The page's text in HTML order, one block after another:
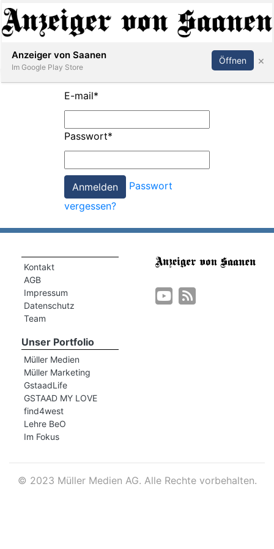
Abonnieren Anmelden
E-mail*
Passwort*
Passwort
vergessen?
Kontakt
AGB
Impressum
Datenschutz
Team
Unser Portfolio
Müller Medien
Müller Marketing
GstaadLife
GSTAAD MY LOVE
find4west
Lehre BeO
Im Fokus
© 2023 Müller Medien AG. Alle Rechte vorbehalten.
Anzeiger von Saanen
Im Google Play Store
Öffnen ×